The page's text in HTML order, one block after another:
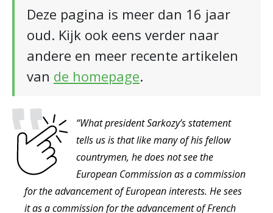
Deze pagina is meer dan 16 jaar
oud. Kijk ook eens verder naar
andere en meer recente artikelen
van de homepage.
“What president Sarkozy’s statement
tells us is that like many of his fellow
countrymen, he does not see the
European Commission as a commission
for the advancement of European interests. He sees
it as a commission for the advancement of French